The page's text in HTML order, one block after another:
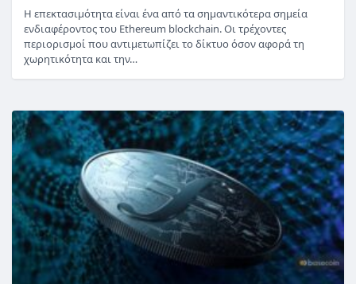
Η επεκτασιμότητα είναι ένα από τα σημαντικότερα σημεία
ενδιαφέροντος του Ethereum blockchain. Οι τρέχοντες
περιορισμοί που αντιμετωπίζει το δίκτυο όσον αφορά τη
χωρητικότητα και την…